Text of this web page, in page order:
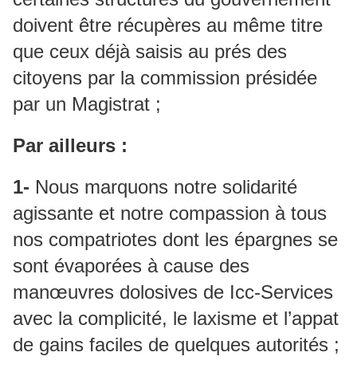
doivent être récupères au même titre
que ceux déjà saisis au prés des
citoyens par la commission présidée
par un Magistrat ;
Par ailleurs :
1- Nous marquons notre solidarité
agissante et notre compassion à tous
nos compatriotes dont les épargnes se
sont évaporées à cause des
manœuvres dolosives de Icc-Services
avec la complicité, le laxisme et l’appat
de gains faciles de quelques autorités ;